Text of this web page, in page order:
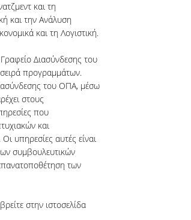
και τη
και την Ανάλυση
και τη Λογιστική.
Διασύνδεσης του
προγραμμάτων.
του ΟΠΑ, μέσω
στους
που
και
υπηρεσίες αυτές είναι
συμβουλευτικών
των
στην ιστοσελίδα